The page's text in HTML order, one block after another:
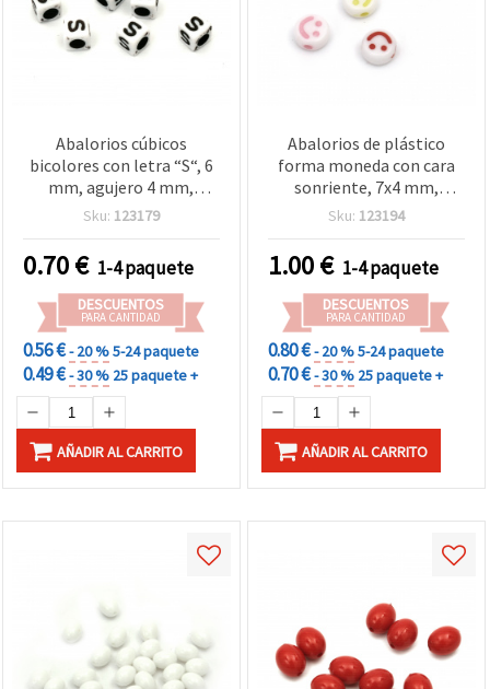
Abalorios cúbicos
bicolores con letra “S“, 6
mm, agujero 4 mm,
blanco y negro - 20 g
Sku: 123179
0.70€ 1-4 paquete
DESCUENTOS
PARA CANTIDAD
0.56 €- 20 %5-24 paquete
0.49 €- 30 % 25 paquete +
AÑADIR AL CARRITO
Abalorios de plástico
forma moneda con cara
sonriente, 7x4 mm,
agujero 1,5 mm, colores
Sku: 123194
1.00€ 1-4 paquete
DESCUENTOS
PARA CANTIDAD
0.80 €- 20 %5-24 paquete
0.70 €- 30 % 25 paquete +
AÑADIR AL CARRITO